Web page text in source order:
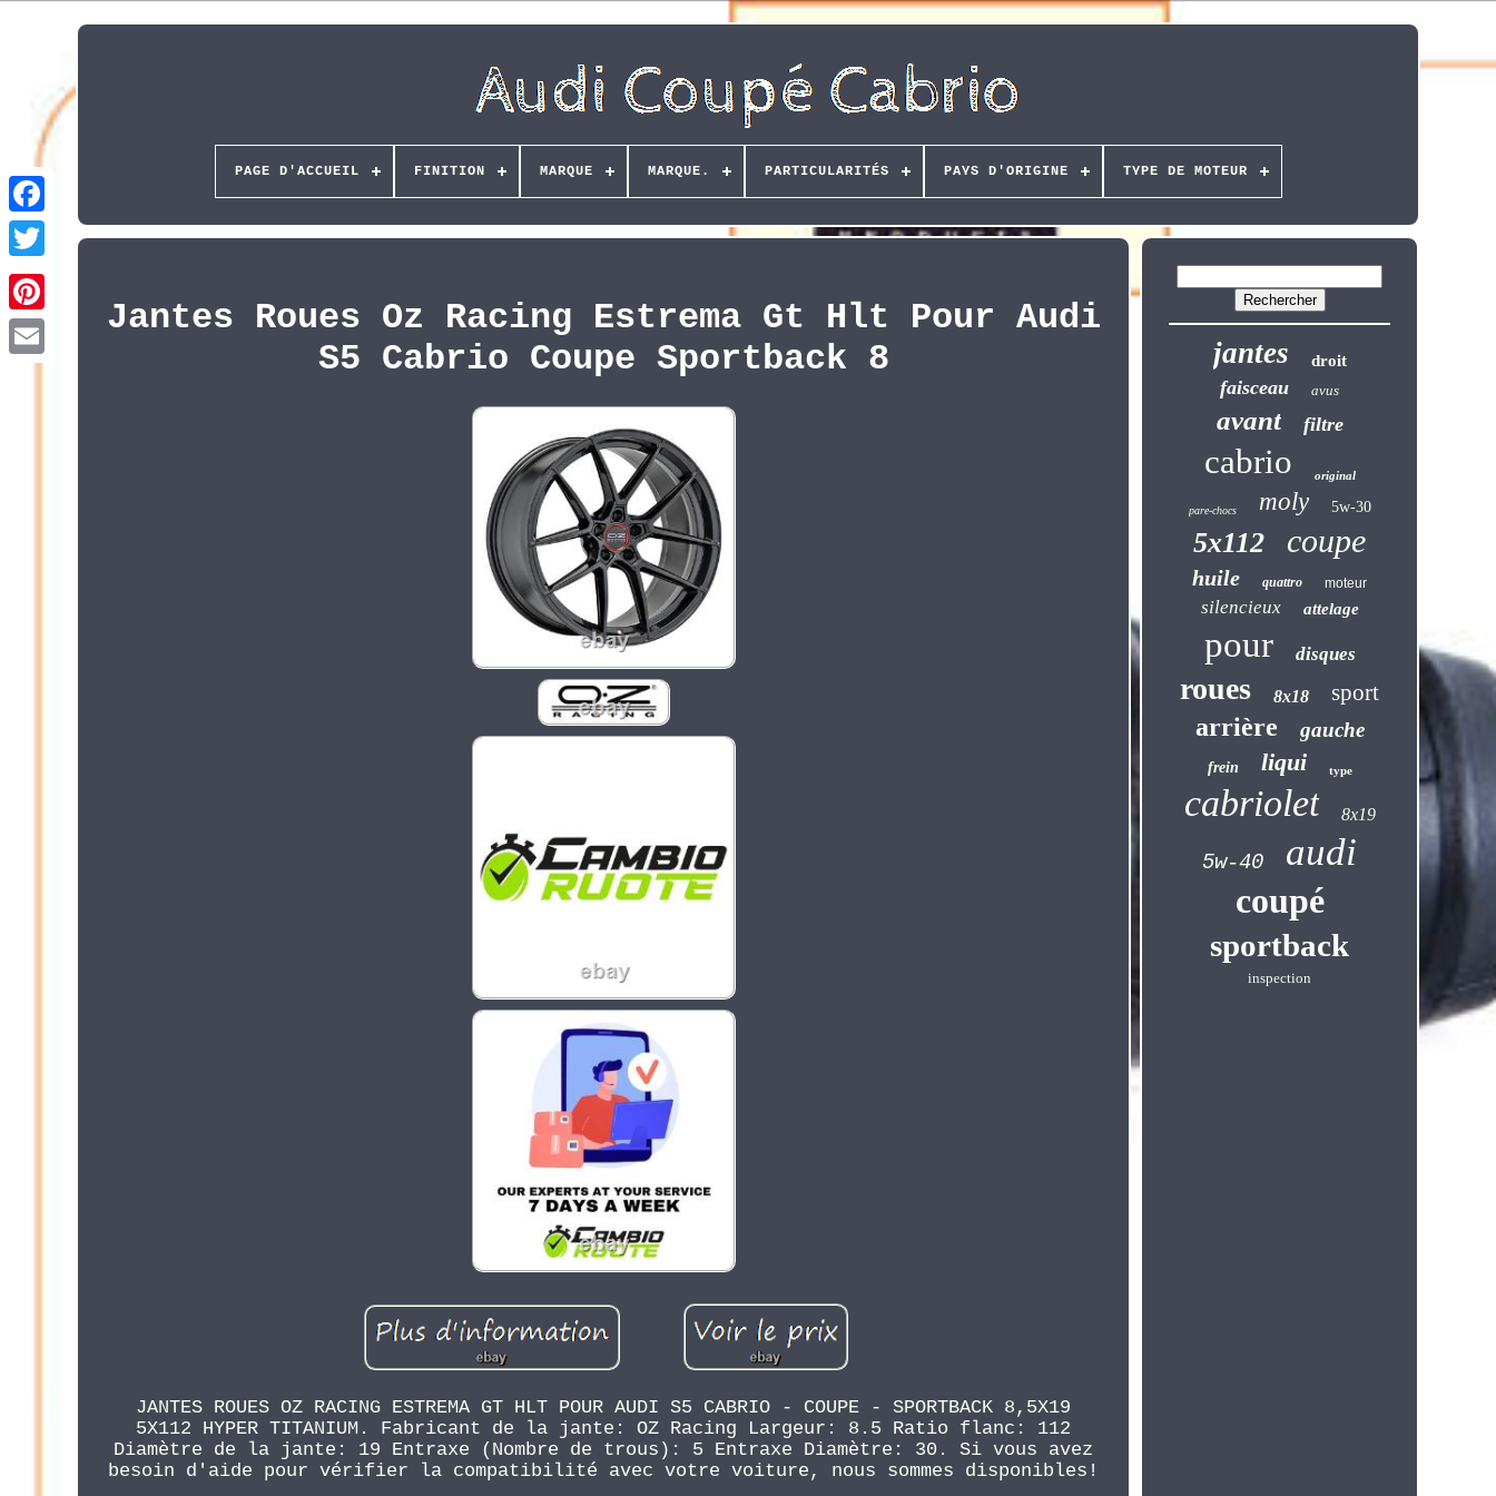
Pinterest
PAGE D'ACCUEIL FINITION MARQUE MARQUE. PARTICULARITÉS PAYS D'ORIGINE TYPE DE MOTEUR
Jantes Roues Oz Racing Estrema Gt Hlt Pour Audi
S5 Cabrio Coupe Sportback 8
JANTES ROUES OZ RACING ESTREMA GT HLT POUR AUDI S5 CABRIO - COUPE - SPORTBACK 8,5X19
5X112 HYPER TITANIUM. Fabricant de la jante: OZ Racing Largeur: 8.5 Ratio flanc: 112
Diamètre de la jante: 19 Entraxe (Nombre de trous): 5 Entraxe Diamètre: 30. Si vous avez
besoin d'aide pour vérifier la compatibilité avec votre voiture, nous sommes disponibles!
jantes droit
faisceau avus
avant filtre
cabrio original
pare-chocs moly 5w-30
5x112 coupe
huile quattro moteur
silencieux attelage
pour disques
roues 8x18 sport
arrière gauche
frein liqui type
cabriolet 8x19
5w-40 audi
coupé
sportback
inspection